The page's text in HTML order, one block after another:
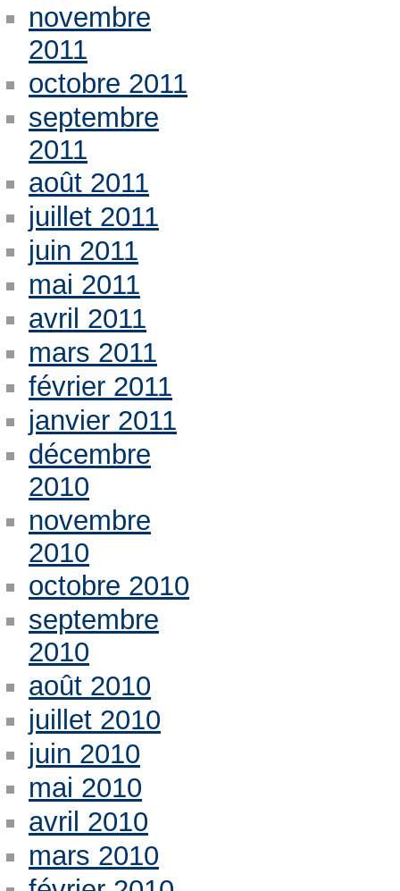
novembre
2011
octobre 2011
septembre
2011
août 2011
juillet 2011
juin 2011
mai 2011
avril 2011
mars 2011
février 2011
janvier 2011
décembre
2010
novembre
2010
octobre 2010
septembre
2010
août 2010
juillet 2010
juin 2010
mai 2010
avril 2010
mars 2010